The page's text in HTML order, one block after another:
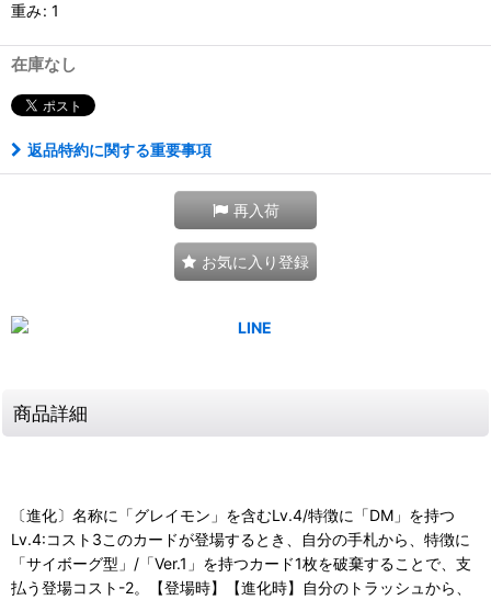
重み: 1
在庫なし
返品特約に関する重要事項
再入荷
お気に入り登録
商品詳細
〔進化〕名称に「グレイモン」を含むLv.4/特徴に「DM」を持つ
Lv.4:コスト3このカードが登場するとき、自分の手札から、特徴に
「サイボーグ型」/「Ver.1」を持つカード1枚を破棄することで、支
払う登場コスト-2。【登場時】【進化時】自分のトラッシュから、